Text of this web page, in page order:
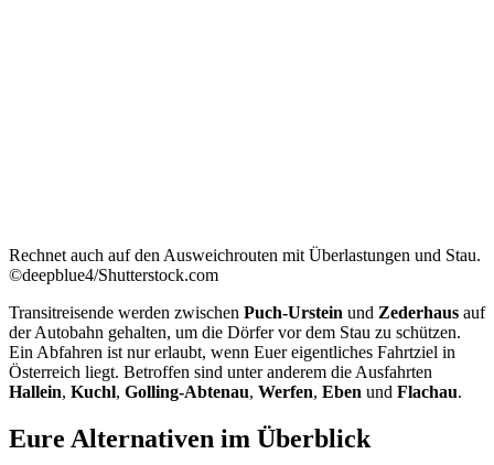
Rechnet auch auf den Ausweichrouten mit Überlastungen und Stau.
©deepblue4/Shutterstock.com
Transitreisende werden zwischen Puch-Urstein und Zederhaus auf
der Autobahn gehalten, um die Dörfer vor dem Stau zu schützen.
Ein Abfahren ist nur erlaubt, wenn Euer eigentliches Fahrtziel in
Österreich liegt. Betroffen sind unter anderem die Ausfahrten
Hallein, Kuchl, Golling-Abtenau, Werfen, Eben und Flachau.
Eure Alternativen im Überblick